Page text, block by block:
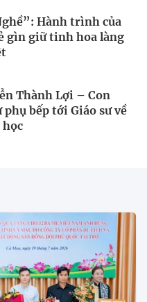
Hành trình của
gìn giữ tinh hoa làng
Thành Lợi – Con
phụ bếp tới Giáo sư về
học